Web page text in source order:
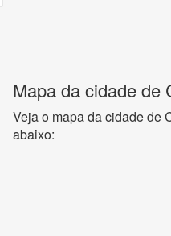
Mapa da cidade de
Veja o mapa da cidade de
abaixo: